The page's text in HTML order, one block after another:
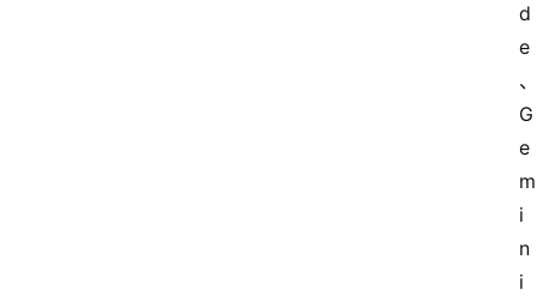
d
e
、
G
e
m
i
n
i